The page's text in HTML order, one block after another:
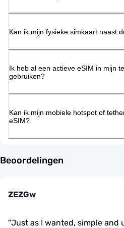
Kan ik mijn fysieke simkaart naast
Ik heb al een actieve eSIM in mijn
gebruiken?
Kan ik mijn mobiele hotspot of
eSIM?
Beoordelingen
ZEZGw
"Just as I wanted, simple and